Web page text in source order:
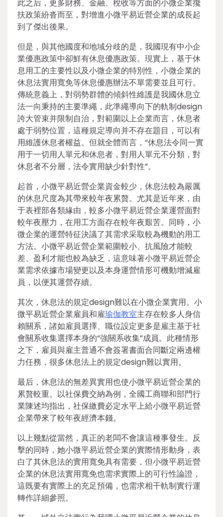
此之后，更多財務、金融、稅收等方面的小微企業攙
扶政策紛沓而至，對增進小微平易近營企業的成長起
到了傑出後果。
但是，與其他國度和地域分歧的是，我國現有中小企
業優惠政策中卻鮮有休息優惠政策。現實上，基于休
息用工的主要性以及小微企業的特別性，小微企業的
休息法實用寬免等休息優惠辦法不單需要並且可行。
傳統意義上，對弱勢群體的傾斜性維護是我國休息立
法一向秉持的主要準繩，此準繩導向下的軌制design
誇大管束并限制自治，對範圍以上企業而言，休息者
處于弱勢位置，這種規定導向并不存在題目，可以有
用維護休息者權益。但就全體而言，“休息法令同一實
用于一切用人單元和休息者，對用人單元不分類，對
休息者不分層，法令實用缺少針對性”。
起首，小微平易近營企業資金較少，休息法較為嚴厲
的休息尺度為其帶來較年夜累贅。尤其是近年來，由
于表裡部各類緣由，較多小微平易近營企業運營面對
較年夜壓力，在用工方面存在較年夜艱苦。同時，小
微企業的運營特征決議了其需求采取較為機動的用工
方法。小微平易近營企業範圍較小、抗風險才能較
差、盈利才能也較為缺乏，這意味著小微平易近營企
業需求依據市場變更以及本身運營情形可機動增減雇
員，以便其運營存續。
其次，休息法的規定design難以在小微企業實用。小
微平易近營企業雇員和雇瑜伽教室主存在較多人身信
賴關系，諸如雇員選擇、職位設定更多是雇主基于社
會關系收集選擇本身的“強關系收集”成員。此種情形
之下，雇員與雇主普通不會簽署書面合同斷定兩邊權
力任務，很多休息法上的規定design難以實用。
最后，休息法的無差異實用也使小微平易近營企業的
累贅較重。以社保費交納為例，全國工商聯和部門行
業陳述均指出，社保繳費必定水平上給小微平易近營
企業帶來了較年夜經濟本錢。
以上幾點從當然，真正的老闆不會讓這種事發生。反
擊的同時，她小微平易近營企業的實際情形動身，表
白了其休息法的實用寬免具有需要，但小微平易近營
企業的休息法實用寬免也需求實際上的可行性論證，
這既要有實際上的充足預備，也需求相干軌制實行運
轉作詳細參照。